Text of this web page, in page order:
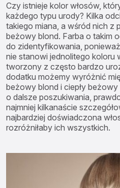
Czy istnieje kolor włosów,
każdego typu urody? Kilka
takiego miana, a wśród nich z
beżowy blond. Farba o takim
do zidentyfikowania,
nie stanowi jednolitego koloru
tworzony z często bardzo
dodatku możemy wyróżnić
beżowy blond i ciepły
o dalsze poszukiwania,
najmniej kilkanaście
najbardziej doświadczona
rozróżniłaby ich wszystkich.